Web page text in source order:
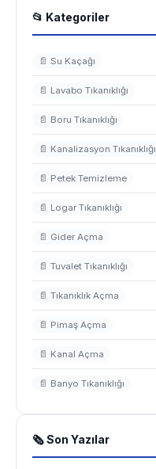
📂 Kategoriler
📄 Su Kaçağı
📄 Lavabo Tıkanıklığı
📄 Boru Tıkanıklığı
📄 Kanalizasyon Tıkanıklığı
📄 Petek Temizleme
📄 Logar Tıkanıklığı
📄 Gider Açma
📄 Tuvalet Tıkanıklığı
📄 Tıkanıklık Açma
📄 Pimaş Açma
📄 Kanal Açma
📄 Banyo Tıkanıklığı
🗞 Son Yazılar